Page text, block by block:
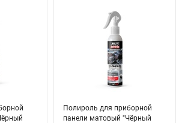
Полироль для приборной
панели матовый "Чёрный